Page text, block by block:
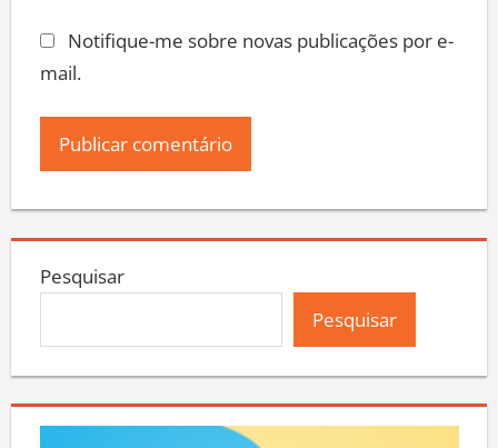
Notifique-me sobre novas publicações por e-
mail.
Pesquisar
Pesquisar